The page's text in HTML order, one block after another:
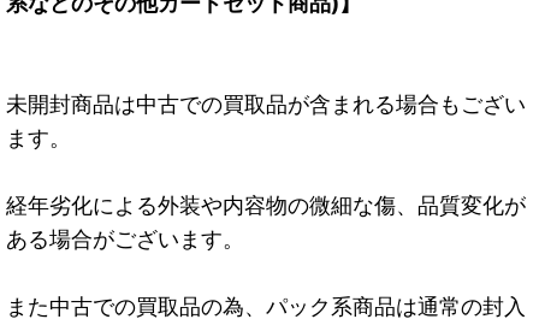
未開封商品は中古での買取品が含まれる場合もござい
ます。
経年劣化による外装や内容物の微細な傷、品質変化が
ある場合がございます。
また中古での買取品の為、パック系商品は通常の封入